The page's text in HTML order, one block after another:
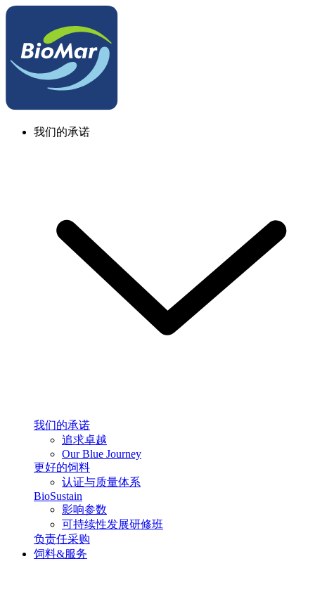
我们的承诺
我们的承诺
追求卓越
Our Blue Journey
更好的饲料
认证与质量体系
BioSustain
影响参数
可持续性发展研修班
负责任采购
饲料&服务